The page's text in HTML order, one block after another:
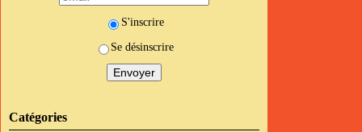
S'inscrire
Se désinscrire
Catégories